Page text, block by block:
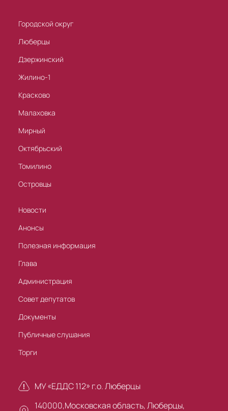
Городской округ
Люберцы
Дзержинский
Жилино-1
Красково
Малаховка
Мирный
Октябрьский
Томилино
Островцы
Новости
Анонсы
Полезная информация
Глава
Администрация
Совет депутатов
Документы
Публичные слушания
Торги
МУ «ЕДДС 112» г.о. Люберцы
140000,Московская область, Люберцы,